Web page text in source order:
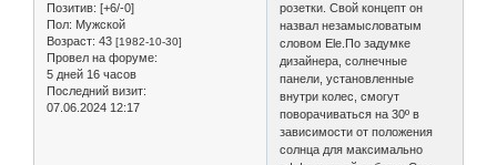
Позитив: [+6/-0]
Пол: Мужской
Возраст: 43 [1982-10-30]
Провел на форуме:
5 дней 16 часов
Последний визит:
07.06.2024 12:17
розетки. Свой концепт он
назвал незамысловатым
словом Ele.По задумке
дизайнера, солнечные
панели, установленные
внутри колес, смогут
поворачиваться на 30º в
зависимости от положения
солнца для максимально